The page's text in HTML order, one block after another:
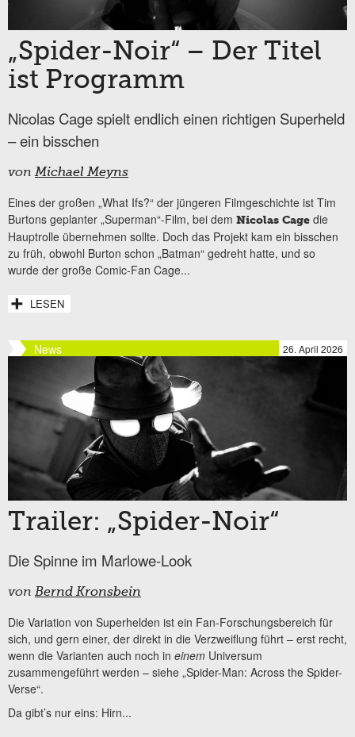
„Spider-Noir“ – Der Titel
ist Programm
Nicolas Cage spielt endlich einen richtigen Superheld
– ein bisschen
vonMichael Meyns
Eines der großen „What Ifs?“ der jüngeren Filmgeschichte ist Tim
Burtons geplanter „Superman“-Film, bei dem Nicolas Cage die
Hauptrolle übernehmen sollte. Doch das Projekt kam ein bisschen
zu früh, obwohl Burton schon „Batman“ gedreht hatte, und so
wurde der große Comic-Fan Cage...
LESEN
News 26. April 2026
Trailer: „Spider-Noir“
Die Spinne im Marlowe-Look
von Bernd Kronsbein
Die Variation von Superhelden ist ein Fan-Forschungsbereich für
sich, und gern einer, der direkt in die Verzweiflung führt – erst recht,
wenn die Varianten auch noch in einem Universum
zusammengeführt werden – siehe „Spider-Man: Across the Spider-
Verse“.
Da gibt’s nur eins: Hirn...